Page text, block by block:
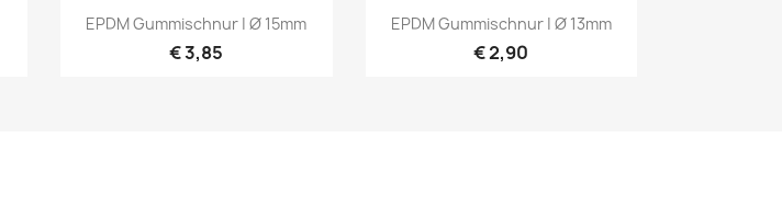
Vorschau
EPDM Gummischnur | Ø 15mm
€ 3,85
Vorschau
EPDM Gummischnur | Ø 13mm
€ 2,90